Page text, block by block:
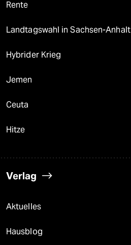
Rente
Landtagswahl in Sachsen-Anhalt
Hybrider Krieg
Jemen
Ceuta
Hitze
Verlag
Aktuelles
Hausblog